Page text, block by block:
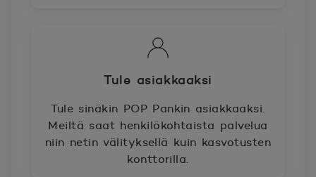
Tule asiakkaaksi
Tule sinäkin POP Pankin asiakkaaksi.
Meiltä saat henkilökohtaista palvelua
niin netin välityksellä kuin kasvotusten
konttorilla.